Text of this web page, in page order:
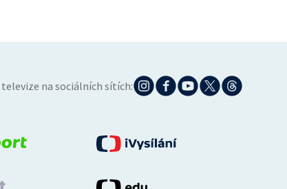
televize na sociálních sítích: